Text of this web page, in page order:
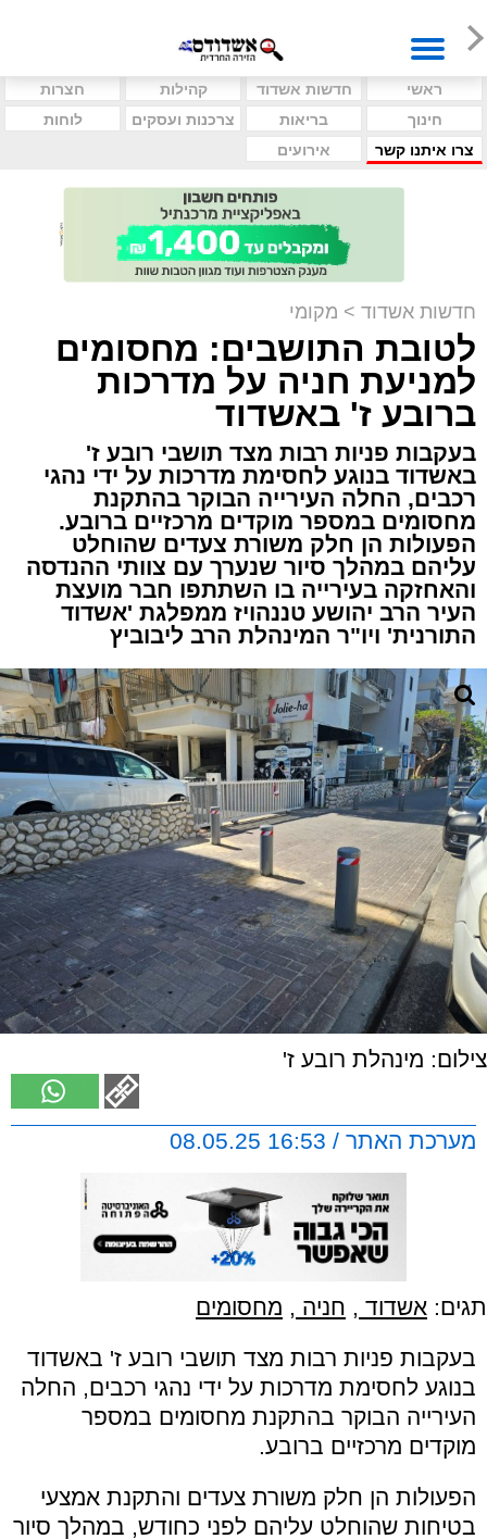
ראשי חדשות אשדוד קהילות
חצרות
חינוך
בריאות צרכנות ועסקים
לוחות
צרו איתנו קשר
אירועים
חדשות אשדוד > מקומי
לטובת התושבים: מחסומים
למניעת חניה על מדרכות
ברובע ז' באשדוד
בעקבות פניות רבות מצד תושבי רובע ז'
באשדוד בנוגע לחסימת מדרכות על ידי נהגי
רכבים, החלה העירייה הבוקר בהתקנת
מחסומים במספר מוקדים מרכזיים ברובע.
הפעולות הן חלק משורת צעדים שהוחלט
עליהם במהלך סיור שנערך עם צוותי ההנדסה
והאחזקה בעירייה בו השתתפו חבר מועצת
העיר הרב יהושע טננהויז ממפלגת 'אשדוד
התורנית' ויו"ר המינהלת הרב ליבוביץ
צילום: מינהלת רובע ז'
מערכת האתר / 16:53 08.05.25
תגים: אשדוד , חניה , מחסומים
בעקבות פניות רבות מצד תושבי רובע ז' באשדוד
בנוגע לחסימת מדרכות על ידי נהגי רכבים, החלה
העירייה הבוקר בהתקנת מחסומים במספר
מוקדים מרכזיים ברובע.
הפעולות הן חלק משורת צעדים והתקנת אמצעי
בטיחות שהוחלט עליהם לפני כחודש, במהלך סיור